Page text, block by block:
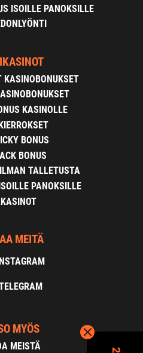
ISOILLE PANOKSILLE
KASINOBONUKSET
KASINOLLE
BONUS
BONUS
TALLETUSTA
PANOKSILLE
MEITÄ
INSTAGRAM
MYÖS
MEISTÄ